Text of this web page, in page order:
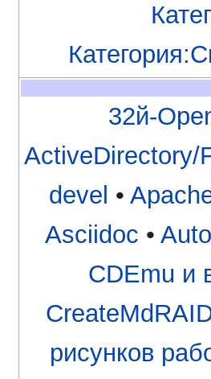
32й-
ActiveDirectory/
devel •
Asciidoc •
CDEmu и
рисунков